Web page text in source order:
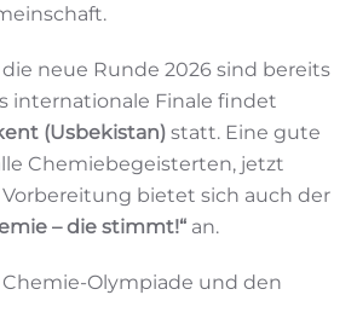
neue Runde 2026 sind bereits
internationale Finale findet
(Usbekistan) statt. Eine gute
Chemiebegeisterten, jetzt
bietet sich auch der
– die stimmt!“ an.
Olympiade und den